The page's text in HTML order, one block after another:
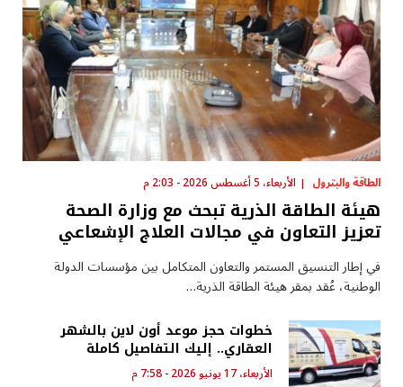
الطاقة والبترول الأربعاء، 5 أغسطس 2026 - 2:03 م
هيئة الطاقة الذرية تبحث مع وزارة الصحة
تعزيز التعاون في مجالات العلاج الإشعاعي
في إطار التنسيق المستمر والتعاون المتكامل بين مؤسسات الدولة
الوطنية، عُقد بمقر هيئة الطاقة الذرية…
خطوات حجز موعد أون لاين بالشهر
العقاري.. إليك التفاصيل كاملة
الأربعاء، 17 يونيو 2026 - 7:58 م